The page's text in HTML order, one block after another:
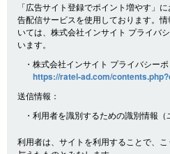
「広告サイト登録でポイント増やす」
告配信サービスを使用しております。
いては、株式会社インサイト プライバ
います。
・株式会社インサイト プライバシー
https://ratel-ad.com/
送信情報：
・利用者を識別するための識別情報（
利用者は、サイトを利用することで、